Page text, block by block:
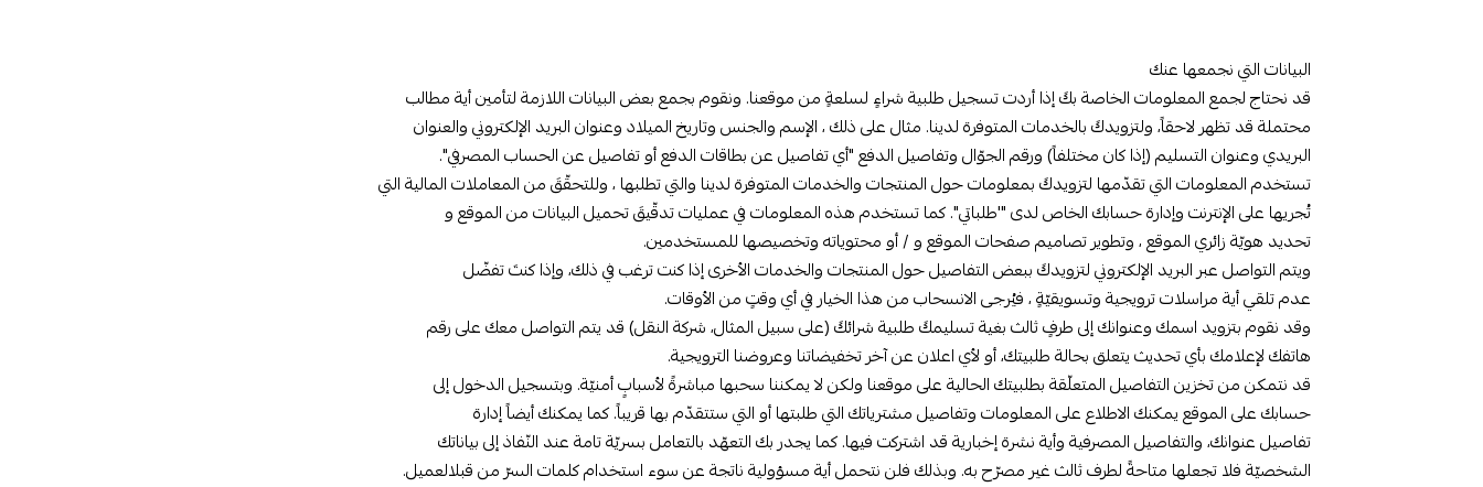
البيانات التي نجمعها عنك
قد نحتاج لجمع المعلومات الخاصة بكَ إذا أردت تسجيل طلبية شراءٍ لسلعةٍ من موقعنا. ونقوم بجمع بعض البيانات اللازمة لتأمين أية مطالب
محتملة قد تظهر لاحقاً­، ولتزويدكَ بالخدمات المتوفرة لدينا. مثال على ذلك ، الإسم والجنس وتاريخ الميلاد وعنوان البريد الإلكتروني والعنوان
البريدي وعنوان التسليم (إذا كان مختلفاً) ورقم الجوّال وتفاصيل الدفع "أي تفاصيل عن بطاقات الدفع أو تفاصيل عن الحساب المصرفي".
تستخدم المعلومات التي تقدّمها لتزويدكَ بمعلومات حول المنتجات والخدمات المتوفرة لدينا والتي تطلبها ، وللتحقّقَ من المعاملات المالية التي
تُجريها على الإنترنت وإدارة حسابك الخاص لدى "'طلباتي". كما تستخدم هذه المعلومات في عمليات تدقّيقَ تحميل البيانات من الموقع و
تحديد هويّة زائري الموقع ، وتطوير تصاميم صفحات الموقع و / أو محتوياته وتخصيصها للمستخدمين.
ويتم التواصل عبر البريد الإلكتروني لتزويدكَ ببعض التفاصيل حول المنتجات والخدمات الأخرى إذا كنت ترغب في ذلك، وإذا كنتَ تفضّل
عدم تلقي أية مراسلات ترويجية وتسويقيّةٍ ، فيُرجى الانسحاب من هذا الخيار في أي وقتٍ من الأوقات.
وقد نقوم بتزويد اسمك وعنوانك إلى طرفٍ ثالث بغية تسليمكَ طلبية شرائكَ (على سبيل المثال، شركة النقل) قد يتم التواصل معك على رقم
هاتفك لإعلامك بأي تحديث يتعلق بحالة طلبيتك، أو لأي اعلان عن آخر تخفيضاتنا وعروضنا الترويجية.
قد نتمكن من تخزين التفاصيل المتعلّقة بطلبيتك الحالية على موقعنا ولكن لا يمكننا سحبها مباشرةً لأسبابٍ أمنيّة. وبتسجيل الدخول إلى
حسابك على الموقع يمكنك الاطلاع على المعلومات وتفاصيل مشترياتك التي طلبتها أو التي ستتقدّم بها قريباً. كما يمكنك أيضاً إدارة
تفاصيل عنوانك، والتفاصيل المصرفية وأية نشرة إخبارية قد اشتركت فيها. كما يجدر بك التعهّد بالتعامل بسريّة تامة عند النّفاذ إلى بياناتك
الشخصيّة فلا تجعلها متاحةً لطرف ثالث غير مصرّح به. وبذلك فلن نتحمل أية مسؤولية ناتجة عن سوء استخدام كلمات السرّ من قبلالعميل.